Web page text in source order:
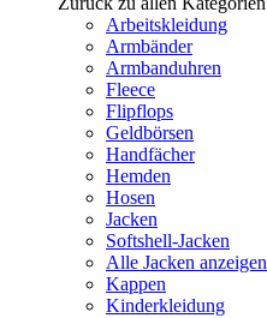
Arbeitskleidung
Armbänder
Armbanduhren
Fleece
Flipflops
Geldbörsen
Handfächer
Hemden
Hosen
Jacken
Softshell-Jacken
Alle Jacken anzeigen
Kappen
Kinderkleidung